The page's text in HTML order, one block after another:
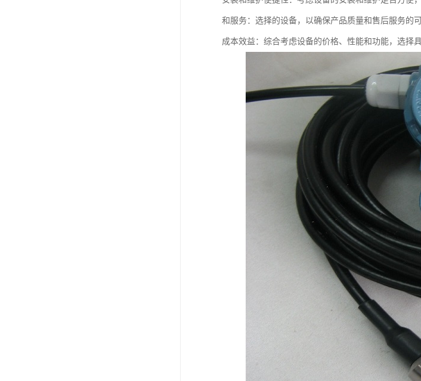
和服务：选择的设备，以确保产品质量和售后服务的
成本效益：综合考虑设备的价格、性能和功能，选择